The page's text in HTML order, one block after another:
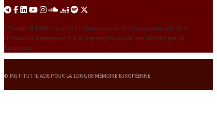
L’Institut ILIADE travaille à l’affirmation de la richesse culturelle de la
civilisation européenne et à la réappropriation de leur identité par les
Européens.
© INSTITUT ILIADE POUR LA LONGUE MÉMOIRE EUROPÉENNE